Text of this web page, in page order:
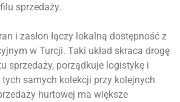
sprzedaży.
i zasłon łączy lokalną dostępność z
w Turcji. Taki układ skraca drogę
sprzedaży, porządkuje logistykę i
tych samych kolekcji przy kolejnych
hurtowej ma większe